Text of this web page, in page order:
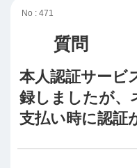
No : 471
本人認証サービ
録しましたが、
支払い時に認証